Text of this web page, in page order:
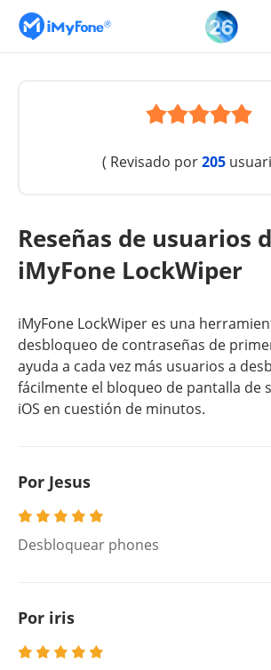
( Revisado por205
Reseñas de usuarios
iMyFone LockWiper
iMyFone LockWiper es una
desbloqueo de contraseñas de
ayuda a cada vez más usuarios a
fácilmente el bloqueo de pantalla de
iOS en cuestión de minutos.
Por Jesus
Desbloquear phones
Por iris